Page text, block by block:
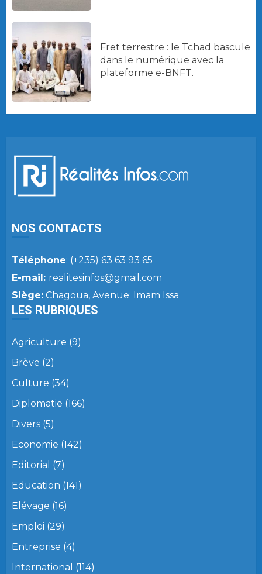
Fret terrestre : le Tchad bascule
dans le numérique avec la
plateforme e-BNFT.
NOS CONTACTS
Téléphone: (+235) 63 63 93 65
E-mail: realitesinfos@gmail.com
Siège: Chagoua, Avenue: Imam Issa
LES RUBRIQUES
Agriculture (9)
Brève (2)
Culture (34)
Diplomatie (166)
Divers (5)
Economie (142)
Editorial (7)
Education (141)
Elévage (16)
Emploi (29)
Entreprise (4)
International (114)